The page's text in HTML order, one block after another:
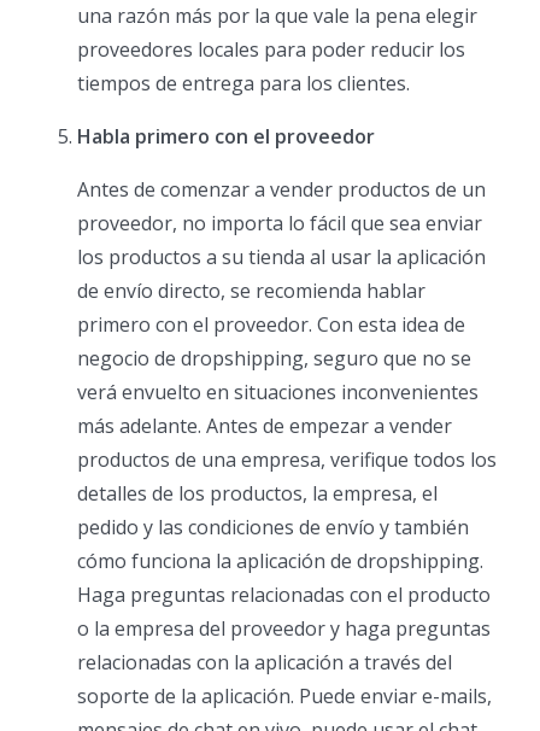
una razón más por la que vale la pena elegir
proveedores locales para poder reducir los
tiempos de entrega para los clientes.
Habla primero con el proveedor
Antes de comenzar a vender productos de un
proveedor, no importa lo fácil que sea enviar
los productos a su tienda al usar la aplicación
de envío directo, se recomienda hablar
primero con el proveedor. Con esta idea de
negocio de dropshipping, seguro que no se
verá envuelto en situaciones inconvenientes
más adelante. Antes de empezar a vender
productos de una empresa, verifique todos los
detalles de los productos, la empresa, el
pedido y las condiciones de envío y también
cómo funciona la aplicación de dropshipping.
Haga preguntas relacionadas con el producto
o la empresa del proveedor y haga preguntas
relacionadas con la aplicación a través del
soporte de la aplicación. Puede enviar e-mails,